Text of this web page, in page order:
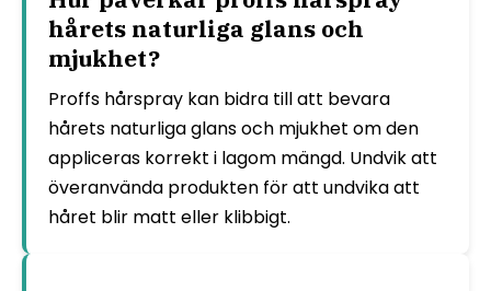
hårets naturliga glans och
mjukhet?
Proffs hårspray kan bidra till att bevara
hårets naturliga glans och mjukhet om den
appliceras korrekt i lagom mängd. Undvik att
överanvända produkten för att undvika att
håret blir matt eller klibbigt.